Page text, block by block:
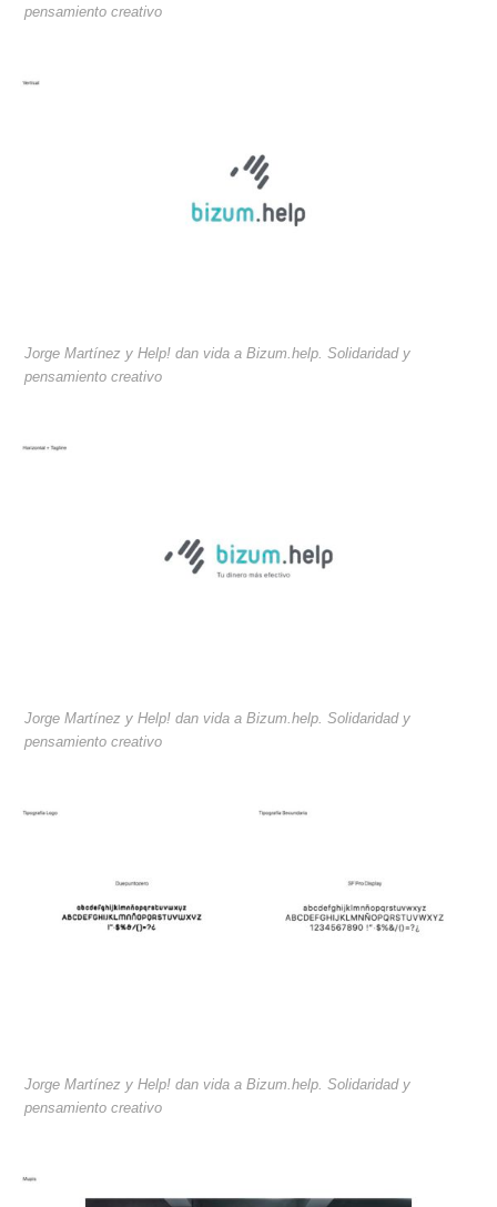
pensamiento creativo
Jorge Martínez y Help! dan vida a Bizum.help. Solidaridad y
pensamiento creativo
Jorge Martínez y Help! dan vida a Bizum.help. Solidaridad y
pensamiento creativo
Jorge Martínez y Help! dan vida a Bizum.help. Solidaridad y
pensamiento creativo